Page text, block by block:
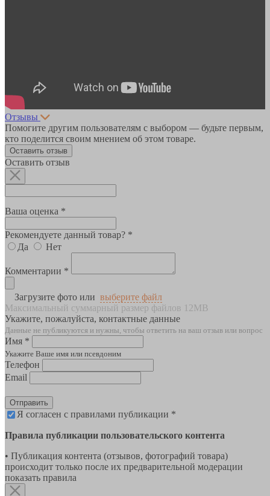
Отзывы
Помогите другим пользователям с выбором — будьте первым,
кто поделится своим мнением об этом товаре.
Оставить отзыв
Оставить отзыв
Ваша оценка *
Рекомендуете данный товар? *
Да
Нет
Комментарии *
Загрузите фото или выберите файл
Максимальный суммарный размер файлов 12MB
Укажите, пожалуйста, контактные данные
Данные не публикуются и нужны, чтобы ответить на ваш отзыв или вопрос
Имя *
Укажите Ваше имя или псевдоним
Телефон
Email
Отправить
Я согласен с правилами публикации *
Правила публикации пользовательского контента
• Публикация контента (отзывов, фотографий товара)
происходит только после их предварительной модерации
показать правила